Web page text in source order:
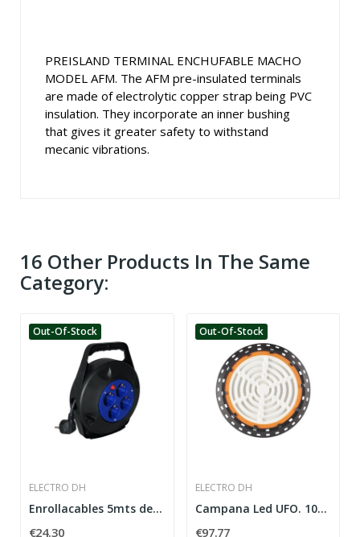
PREISLAND TERMINAL ENCHUFABLE MACHO
MODEL AFM. The AFM pre-insulated terminals
are made of electrolytic copper strap being PVC
insulation. They incorporate an inner bushing
that gives it greater safety to withstand
mecanic vibrations.
16 Other Products In The Same
Category:
Out-Of-Stock
ELECTRO DH
Enrollacables 5mts de 3x1.5mm
€24.30
Out-Of-Stock
ELECTRO DH
Campana Led UFO. 100W. 6500K
€97.77